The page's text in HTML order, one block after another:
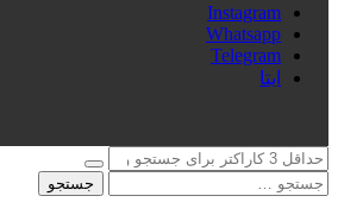
Instagram
Whatsapp
Telegram
ایتا
جستجو